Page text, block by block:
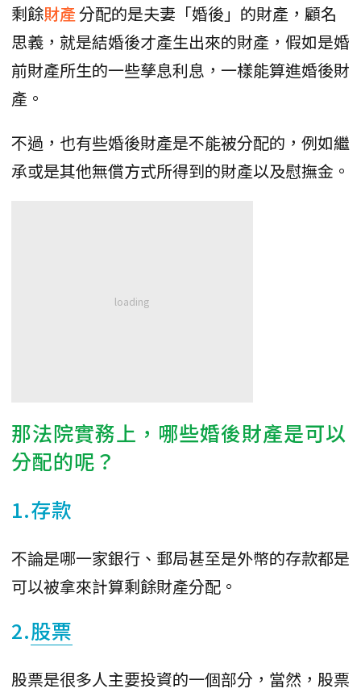
剩餘財產分配的是夫妻「婚後」的財產，顧名
思義，就是結婚後才產生出來的財產，假如是婚
前財產所生的一些孳息利息，一樣能算進婚後財
產。
不過，也有些婚後財產是不能被分配的，例如繼
承或是其他無償方式所得到的財產以及慰撫金。
那法院實務上，哪些婚後財產是可以
分配的呢？
1.存款
不論是哪一家銀行、郵局甚至是外幣的存款都是
可以被拿來計算剩餘財產分配。
2.股票
股票是很多人主要投資的一個部分，當然，股票